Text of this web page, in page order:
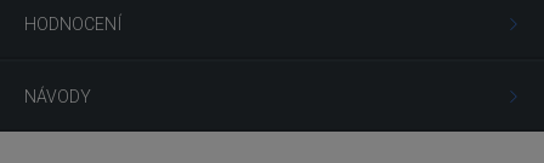
HODNOCENÍ
NÁVODY